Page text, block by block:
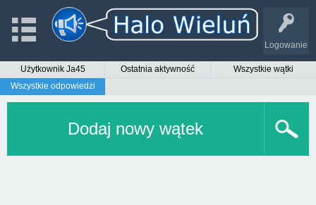
Logowanie
Użytkownik Ja45 Ostatnia aktywność
Wszystkie wątki
Wszystkie odpowiedzi
Dodaj nowy wątek